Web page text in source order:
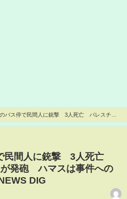
バス停で民間人に銃撃 3人死亡 パレスチナ
与を認める｜TBS NEWS DIG
民間人に銃撃 3人死亡
発砲 ハマスは事件への
DIG